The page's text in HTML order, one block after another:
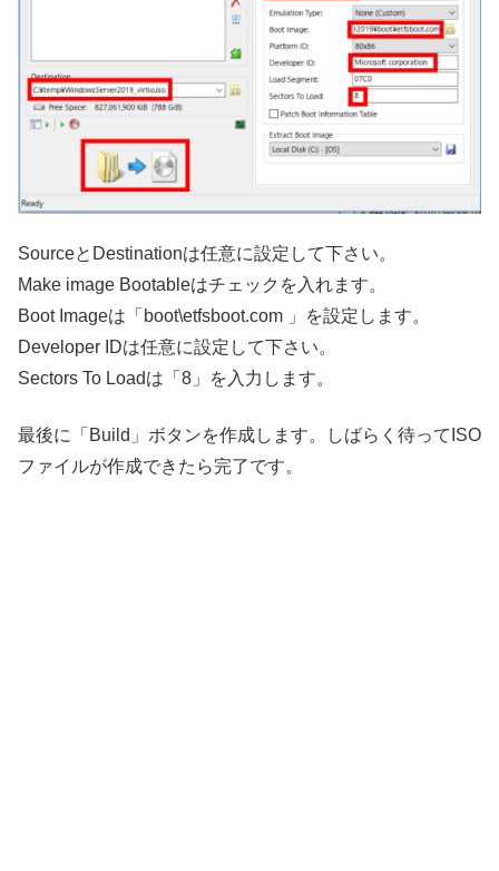
SourceとDestinationは任意に設定して下さい。
Make image Bootableはチェックを入れます。
Boot Imageは「boot\etfsboot.com 」を設定します。
Developer IDは任意に設定して下さい。
Sectors To Loadは「8」を入力します。
最後に「Build」ボタンを作成します。しばらく待ってISO
ファイルが作成できたら完了です。